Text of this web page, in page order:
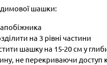
димової шашки:
на 3 рівні частини
шашку на 15-20 см у
не перекриваючи доступ